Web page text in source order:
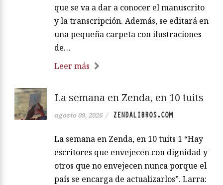
que se va a dar a conocer el manuscrito
y la transcripción. Además, se editará en
una pequeña carpeta con ilustraciones
de…
Leer más
La semana en Zenda, en 10 tuits
agosto 09, 2026 / ZENDALIBROS.COM
La semana en Zenda, en 10 tuits 1 “Hay
escritores que envejecen con dignidad y
otros que no envejecen nunca porque el
país se encarga de actualizarlos”. Larra: